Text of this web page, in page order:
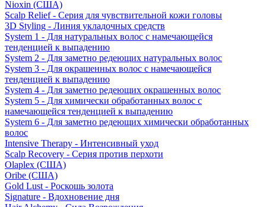
Nioxin (США)
Scalp Relief - Серия для чувствительной кожи головы
3D Styling - Линия укладочных средств
System 1 - Для натуральных волос с намечающейся
тенденцией к выпадению
System 2 - Для заметно редеющих натуральных волос
System 3 - Для окрашенных волос с намечающейся
тенденцией к выпадению
System 4 - Для заметно редеющих окрашенных волос
System 5 - Для химически обработанных волос с
намечающейся тенденцией к выпадению
System 6 - Для заметно редеющих химически обработанных
волос
Intensive Therapy - Интенсивный уход
Scalp Recovery - Серия против перхоти
Olaplex (США)
Oribe (США)
Gold Lust - Роскошь золота
Signature - Вдохновение дня